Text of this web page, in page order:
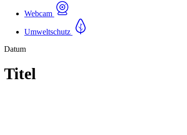
Webcam
Umweltschutz
Datum
Titel